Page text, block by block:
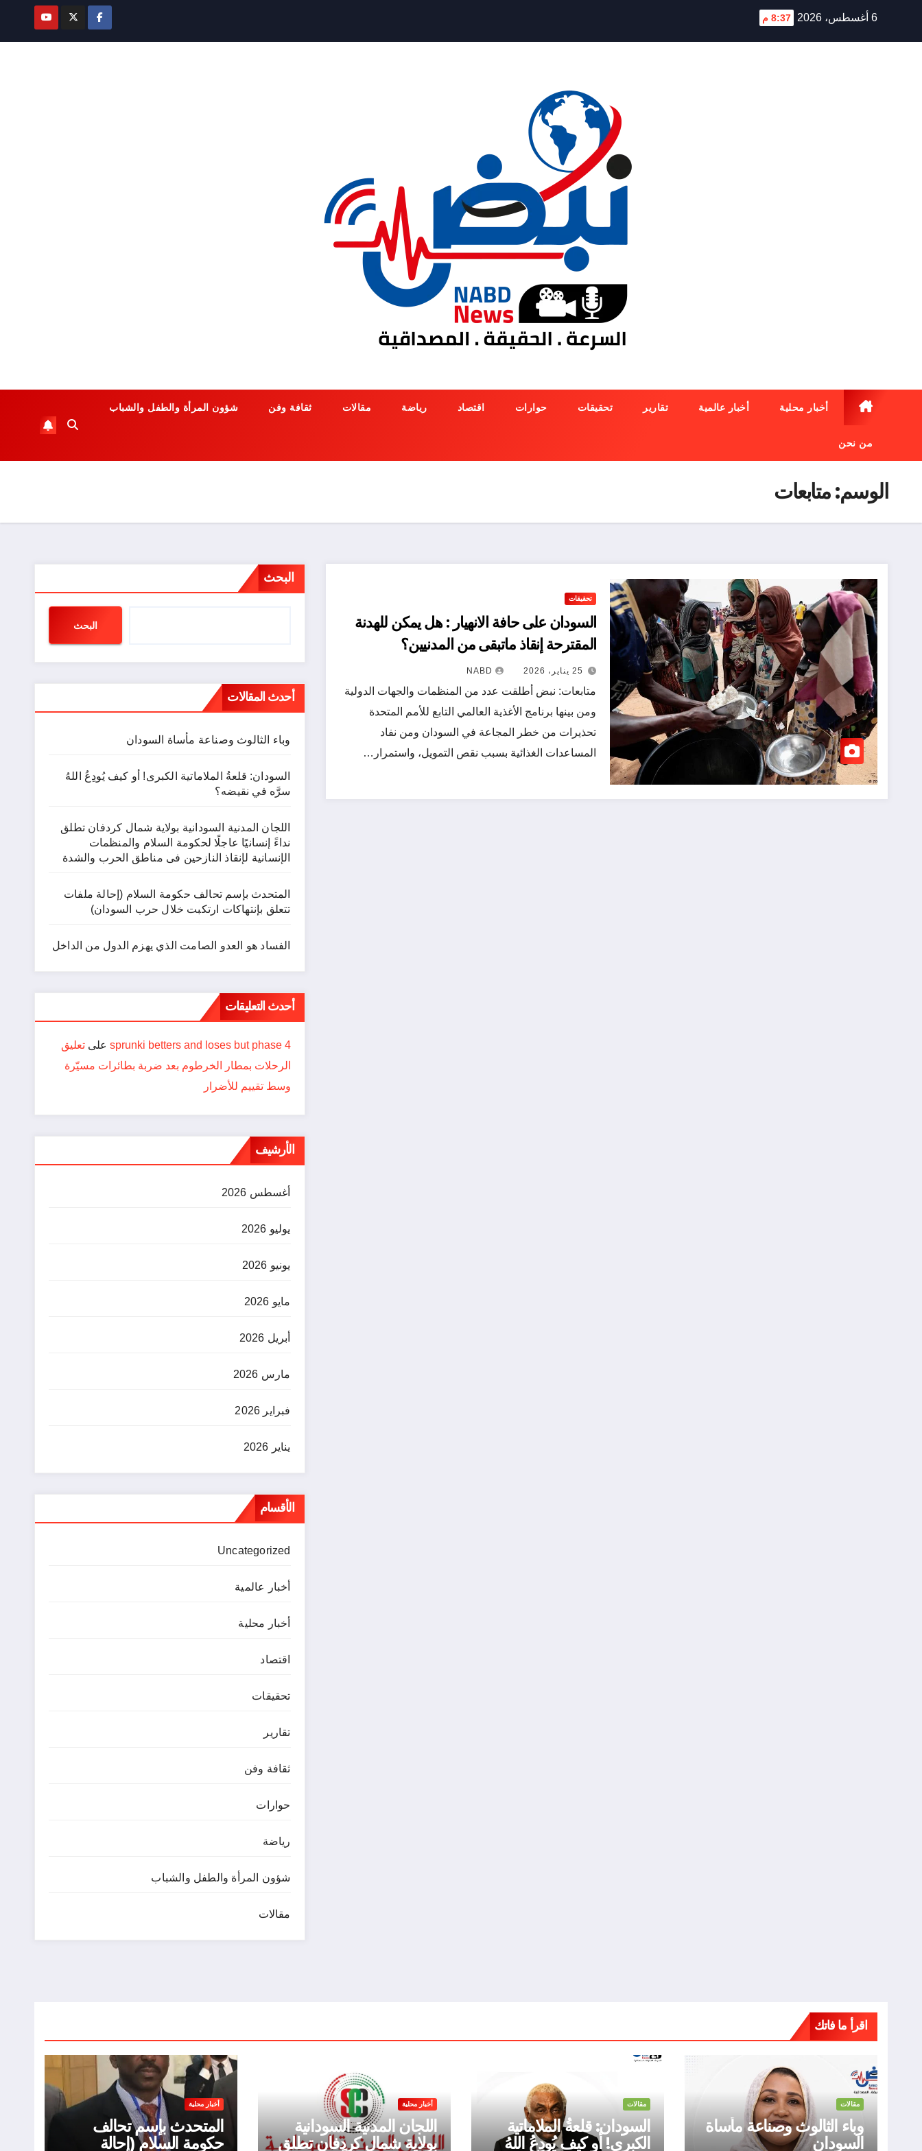
6 أغسطس، 2026 8:37 م
أخبار محلية أخبار عالمية تقارير تحقيقات حوارات اقتصاد رياضة مقالات ثقافة وفن شؤون المرأة والطفل والشباب
من نحن
الوسم:متابعات
تحقيقات
السودان على حافة الانهيار : هل يمكن للهدنة
المقترحة إنقاذ ماتبقى من المدنيين؟
25 يناير، 2026 NABD
متابعات: نبض أطلقت عدد من المنظمات والجهات الدولية
ومن بينها برنامج الأغذية العالمي التابع للأمم المتحدة
تحذيرات من خطر المجاعة في السودان ومن نفاد
المساعدات الغذائية بسبب نقص التمويل، واستمرار…
البحث
البحث
أحدث المقالات
وباء الثالوث وصناعة مأساة السودان
السودان: قلعةُ الملاماتية الكبرى! أو كيف يُودِعُ اللهُ
سرَّه في نقيضه؟
اللجان المدنية السودانية بولاية شمال كردفان تطلق
نداءً إنسانيًا عاجلًا لحكومة السلام والمنظمات
الإنسانية لإنقاذ النازحين فى مناطق الحرب والشدة
المتحدث بإسم تحالف حكومة السلام (إحالة ملفات
تتعلق بإنتهاكات ارتكبت خلال حرب السودان)
الفساد هو العدو الصامت الذي يهزم الدول من الداخل
أحدث التعليقات
sprunki betters and loses but phase 4 علىتعليق
الرحلات بمطار الخرطوم بعد ضربة بطائرات مسيّرة
وسط تقييم للأضرار
الأرشيف
أغسطس 2026
يوليو 2026
يونيو 2026
مايو 2026
أبريل 2026
مارس 2026
فبراير 2026
يناير 2026
الأقسام
Uncategorized
أخبار عالمية
أخبار محلية
اقتصاد
تحقيقات
تقارير
ثقافة وفن
حوارات
رياضة
شؤون المرأة والطفل والشباب
مقالات
اقرأ ما فاتك
مقالات
وباء الثالوث وصناعة مأساة
السودان
مقالات
السودان: قلعةُ الملاماتية
الكبرى! أو كيف يُودِعُ اللهُ
أخبار محلية
اللجان المدنية السودانية
بولاية شمال كردفان تطلق
أخبار محلية
المتحدث بإسم تحالف
حكومة السلام (إحالة